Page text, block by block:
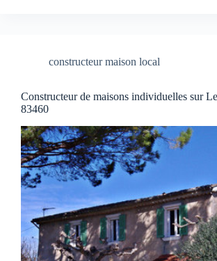
constructeur maison local
Constructeur de maisons individuelles sur
83460